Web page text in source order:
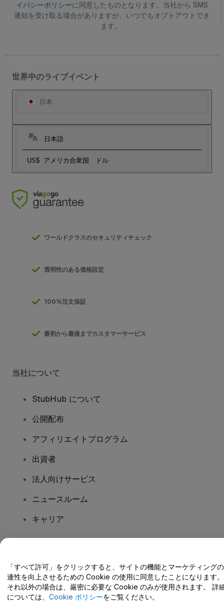
イバシーポリシーに同意したものとなります。当社から SMS
通知を受け取る場合がありますが、いつでもオプトアウトでき
ます。
世界中のライブイベント
日本
日本語
US$ アメリカ合衆国 ドル
ワールドクラスのセキュリティチェック
透明性のある価格設定
100%注文保証
最初から最後までカスタマーサービス
当社について
StubHub について
公開配布
アフィリエイトプログラム
出資者
法人向けサービス
ニュースルーム
キャリア
ヘルプセンター / こちらまでご連絡下さい
「すべて許可」をクリックすると、サイトの機能とマーケティング
連性を向上させるための Cookie の使用に同意したことになります。
それ以外の場合は、厳密に必要な Cookie のみが使用されます。 詳
については、 Cookie ポリシーをご覧ください。